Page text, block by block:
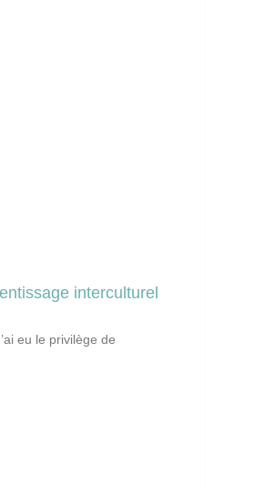
interculturel
eu le privilège de